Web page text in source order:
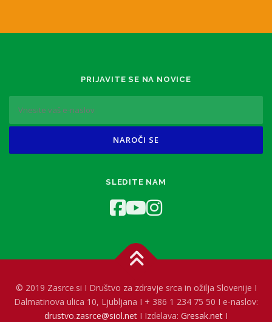
PRIJAVITE SE NA NOVICE
SLEDITE NAM
© 2019 Zasrce.si I Društvo za zdravje srca in ožilja Slovenije I
Dalmatinova ulica 10, Ljubljana I + 386 1 234 75 50 I e-naslov:
drustvo.zasrce@siol.net I Izdelava: Gresak.net I